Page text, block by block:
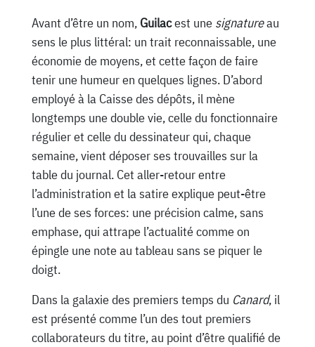
Avant d’être un nom, Guilacest une signatureau
sens le plus littéral: un trait reconnaissable, une
économie de moyens, et cette façon de faire
tenir une humeur en quelques lignes. D’abord
employé à la Caisse des dépôts, il mène
longtemps une double vie, celle du fonctionnaire
régulier et celle du dessinateur qui, chaque
semaine, vient déposer ses trouvailles sur la
table du journal. Cet aller-retour entre
l’administration et la satire explique peut-être
l’une de ses forces: une précision calme, sans
emphase, qui attrape l’actualité comme on
épingle une note au tableau sans se piquer le
doigt.
Dans la galaxie des premiers temps du Canard, il
est présenté comme l’un des tout premiers
collaborateurs du titre, au point d’être qualifié de